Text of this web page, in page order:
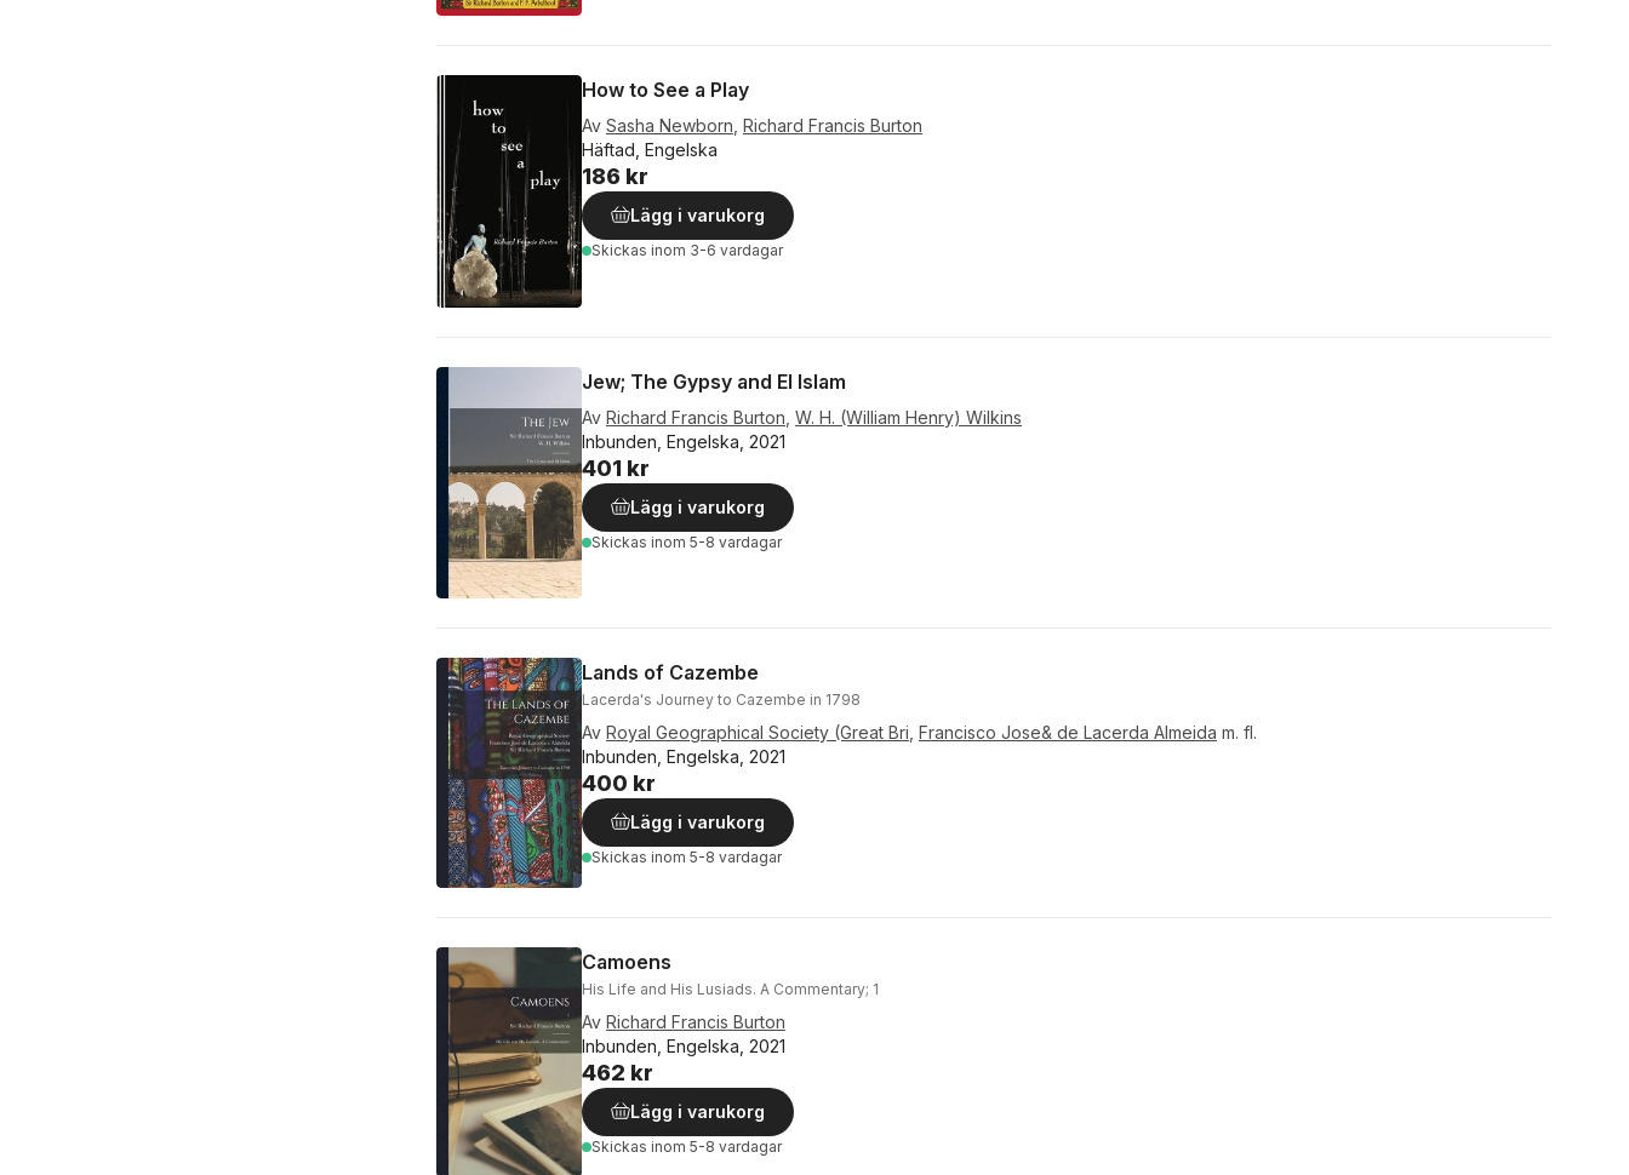
How to See a Play
Av Sasha Newborn Richard Francis Burton
Häftad, Engelska
186 kr
Lägg i varukorg
Skickas inom 3-6 vardagar
Jew; The Gypsy and El Islam
Av Richard Francis Burton W. H. (William Henry) Wilkins
Inbunden, Engelska, 2021
401 kr
Lägg i varukorg
Skickas inom 5-8 vardagar
Lands of Cazembe
Lacerda's Journey to Cazembe in 1798
Av Royal Geographical Society (Great Bri Francisco Jose& de Lacerda Almeida m. fl.
Inbunden, Engelska, 2021
400 kr
Lägg i varukorg
Skickas inom 5-8 vardagar
Camoens
His Life and His Lusiads. A Commentary; 1
Av Richard Francis Burton
Inbunden, Engelska, 2021
462 kr
Lägg i varukorg
Skickas inom 5-8 vardagar